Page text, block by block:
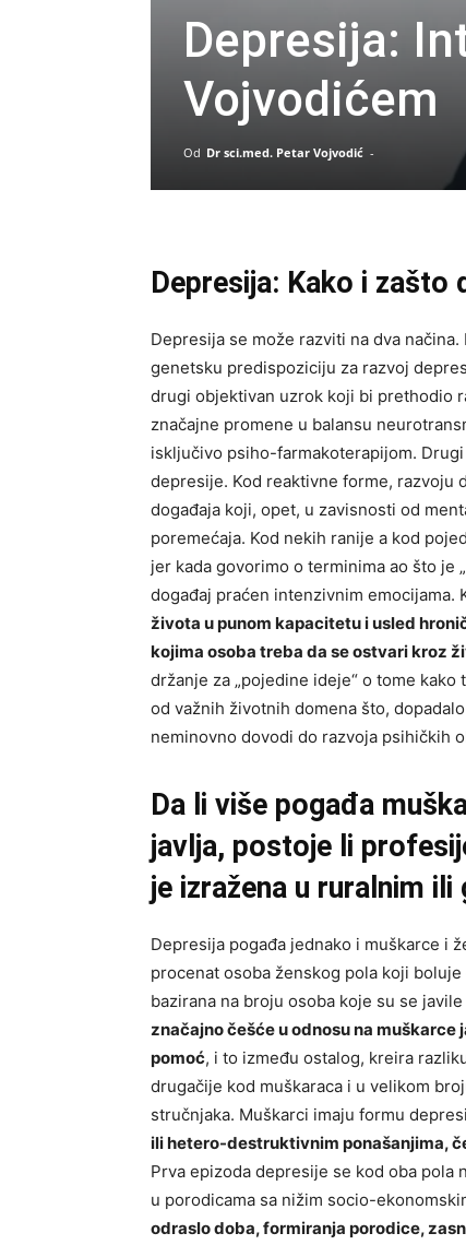
Depresija:
Vojvodićem
Od Dr sci.med. Petar Vojvodić -
Depresija: Kako i zašto
Depresija se može razviti na dva
genetsku predispoziciju za razvoj
drugi objektivan uzrok koji bi prethodio
značajne promene u balansu
isključivo psiho-farmakoterapijom.
depresije. Kod reaktivne forme,
događaja koji, opet, u zavisnosti od
poremećaja. Kod nekih ranije a kod
jer kada govorimo o terminima ao što je
događaj praćen intenzivnim emocijama.
života u punom kapacitetu i usled
kojima osoba treba da se ostvari kroz
držanje za „pojedine ideje“ o tome
od važnih životnih domena što,
neminovno dovodi do razvoja psihičkih
Da li više pogađa
javlja, postoje li
je izražena u ruralnim
Depresija pogađa jednako i muškarce i
procenat osoba ženskog pola koji
bazirana na broju osoba koje su se
značajno češće u odnosu na
pomoć, i to između ostalog, kreira
drugačije kod muškaraca i u velikom
stručnjaka. Muškarci imaju formu
ili hetero-destruktivnim ponašanjima,
Prva epizoda depresije se kod oba pola
u porodicama sa nižim socio-
odraslo doba, formiranja porodice,